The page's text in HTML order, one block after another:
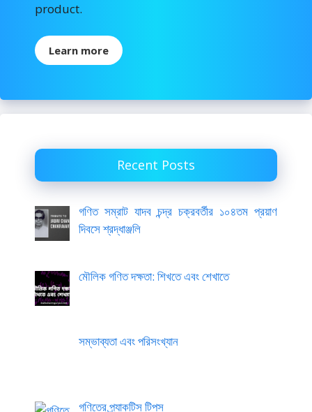
product.
Learn more
Recent Posts
গণিত সম্রাট যাদব চন্দ্র চক্রবর্তীর ১০৪তম প্রয়াণ
দিবসে শ্রদ্ধাঞ্জলি
মৌলিক গণিত দক্ষতা: শিখতে এবং শেখাতে
সম্ভাব্যতা এবং পরিসংখ্যান
গণিতের প্র্যাকটিস টিপস